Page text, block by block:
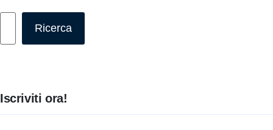
Ricerca
Iscriviti ora!